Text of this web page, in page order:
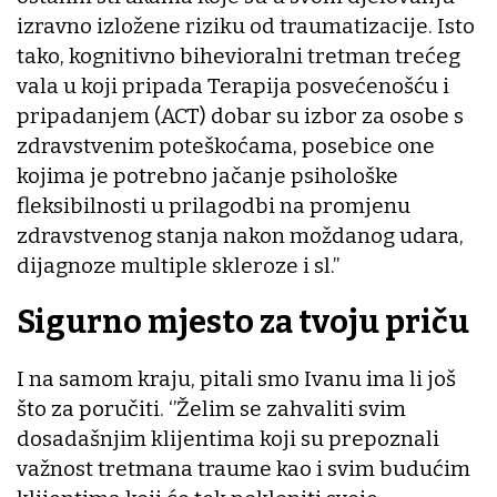
izravno izložene riziku od traumatizacije. Isto
tako, kognitivno bihevioralni tretman trećeg
vala u koji pripada Terapija posvećenošću i
pripadanjem (ACT) dobar su izbor za osobe s
zdravstvenim poteškoćama, posebice one
kojima je potrebno jačanje psihološke
fleksibilnosti u prilagodbi na promjenu
zdravstvenog stanja nakon moždanog udara,
dijagnoze multiple skleroze i sl.’’
Sigurno mjesto za tvoju priču
I na samom kraju, pitali smo Ivanu ima li još
što za poručiti. ‘’Želim se zahvaliti svim
dosadašnjim klijentima koji su prepoznali
važnost tretmana traume kao i svim budućim